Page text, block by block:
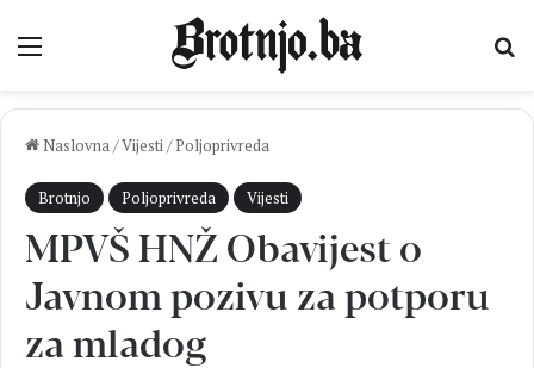
Izbornik
Naslovna/Vijesti/ Poljoprivreda
Brotnjo Poljoprivreda Vijesti
MPVŠ HNŽ Obavijest o
Javnom pozivu za potporu
za mladog